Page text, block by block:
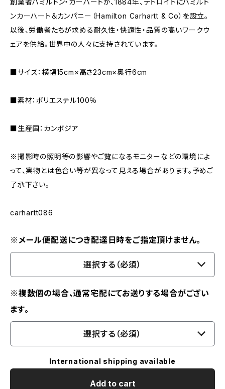
創業者ハミルトン・カーハートが、1884年、デトロイトにハミルト
ンカーハート＆カンパニー（Hamilton Carhartt & Co）を設立。
以後、労働者たちが求める耐久性・快適性・品質の高いワークウ
ェアを供給。世界中の人々に支持されています。
■サイズ：横幅15cm×高さ23cm×奥行6cm
■素材：ポリエステル100％
■生産国：カンボジア
※撮影時の照明等の影響やご覧になるモニターなどの環境によ
って、実物とは色合い等が異なって見える場合があります。予めご
了承下さい。
carhartt086
※メール便配送につき配達日時をご指定頂けません。
選択する（必須）
※複数個の場合、通常宅配にてお送りする場合がござい
ます。
選択する（必須）
International shipping available
Add to cart